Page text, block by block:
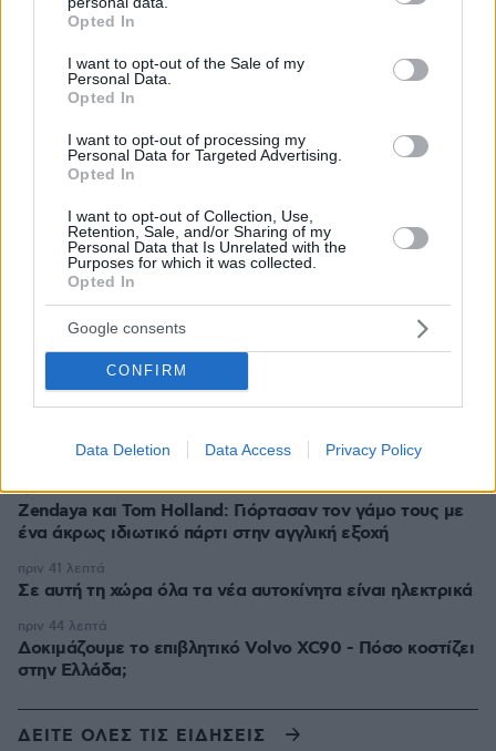
grant or deny consent to Google and its third-party tags to
use your data for below specified purposes in below Google
consent section.
Opted In
I want to opt-out of the Sale of my
Personal Data.
Opted In
I want to opt-out of processing my
Personal Data for Targeted Advertising.
Opted In
I want to opt-out of Collection, Use,
Retention, Sale, and/or Sharing of my
Personal Data that Is Unrelated with the
Purposes for which it was collected.
Opted In
Google consents
CONFIRM
Data Deletion Data Access Privacy Policy
Μαρία Εκμεκτσίογλου: Ζω καθημερινά θαύματα, πρώτα
είναι ο Θεός και μετά οι γιοι μου
Οι μαρτυρίες κατοίκων για τον δήμαρχο Μάνδρας-
Ειδυλλίας: «Έσωσε το σπίτι μας, ενώ δίπλα καιγόταν το
δικό του»
πριν 11 λεπτά
φρούτα με πρωτεΐνη και βάλτε τα στο πιάτο σας
πριν 27 λεπτά
Αυτά τα τρία ζώδια προσελκύουν σημαντική οικονομική
επιτυχία τον Αύγουστο
πριν 28 λεπτά
Στις φλόγες διυλιστήριο πετρελαίου στο Κρασνοντάρ
της Ρωσίας μετά από ουκρανική επίθεση με drones
πριν 31 λεπτά
2» βγαίνουν σε διαδικτυακή δημοπρασία
πριν 34 λεπτά
Zendaya και Tom Holland: Γιόρτασαν τον γάμο τους με
ένα άκρως ιδιωτικό πάρτι στην αγγλική εξοχή
πριν 37 λεπτά
Σε αυτή τη χώρα όλα τα νέα αυτοκίνητα είναι ηλεκτρικά
πριν 41 λεπτά
Δοκιμάζουμε το επιβλητικό Volvo XC90 - Πόσο κοστίζει
στην Ελλάδα;
πριν 44 λεπτά
ΔΕΙΤΕ ΟΛΕΣ ΤΙΣ ΕΙΔΗΣΕΙΣ